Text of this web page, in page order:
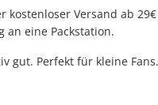
kostenloser Versand ab 29€
an eine Packstation.
gut. Perfekt für kleine Fans.